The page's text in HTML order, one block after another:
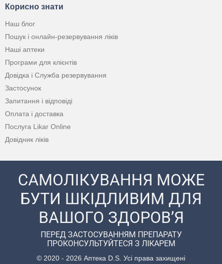
Корисно знати
Наш блог
Пошук і онлайн-резервування ліків
Наші аптеки
Програми для клієнтів
Довідка і Служба резервування
Застосунок
Запитання і відповіді
Оплата і доставка
Послуга Likar Online
Довідник ліків
САМОЛІКУВАННЯ МОЖЕ
БУТИ ШКІДЛИВИМ ДЛЯ
ВАШОГО ЗДОРОВ’Я
ПЕРЕД ЗАСТОСУВАННЯМ ПРЕПАРАТУ
ПРОКОНСУЛЬТУЙТЕСЯ З ЛІКАРЕМ
© 2020 - 2026 Аптека D.S. Усі права захищені